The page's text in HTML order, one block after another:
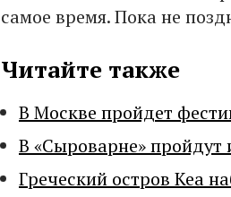
самое время. Пока не
Читайте также
В Москве пройдет
В «Сыроварне» пройдут
Греческий остров Кеа